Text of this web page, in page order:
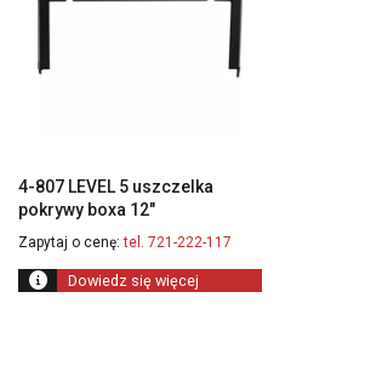
4-807 LEVEL 5 uszczelka
pokrywy boxa 12″
Zapytaj o cenę: tel. 721-222-117
Dowiedz się więcej